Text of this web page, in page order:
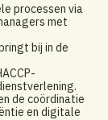
processen via
met
bij in de
de coördinatie
en digitale